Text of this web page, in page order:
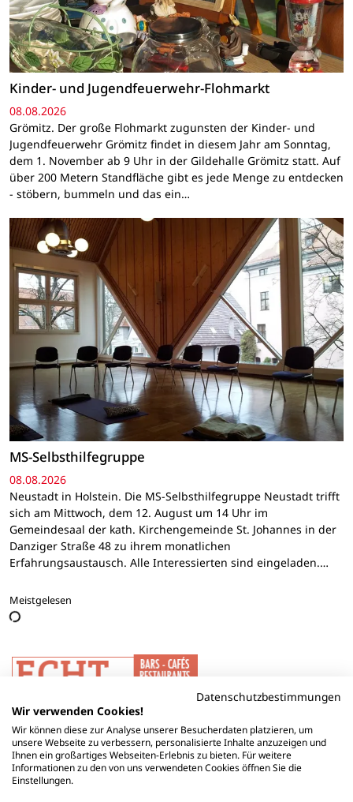
Kinder- und Jugendfeuerwehr-Flohmarkt
08.08.2026
Grömitz. Der große Flohmarkt zugunsten der Kinder- und
Jugendfeuerwehr Grömitz findet in diesem Jahr am Sonntag,
dem 1. November ab 9 Uhr in der Gildehalle Grömitz statt. Auf
über 200 Metern Standfläche gibt es jede Menge zu entdecken
- stöbern, bummeln und das ein…
MS-Selbsthilfegruppe
08.08.2026
Neustadt in Holstein. Die MS-Selbsthilfegruppe Neustadt trifft
sich am Mittwoch, dem 12. August um 14 Uhr im
Gemeindesaal der kath. Kirchengemeinde St. Johannes in der
Danziger Straße 48 zu ihrem monatlichen
Erfahrungsaustausch. Alle Interessierten sind eingeladen.…
Meistgelesen
Datenschutzbestimmungen
Wir verwenden Cookies!
Wir können diese zur Analyse unserer Besucherdaten platzieren, um
unsere Webseite zu verbessern, personalisierte Inhalte anzuzeigen und
Ihnen ein großartiges Webseiten-Erlebnis zu bieten. Für weitere
Informationen zu den von uns verwendeten Cookies öffnen Sie die
Einstellungen.